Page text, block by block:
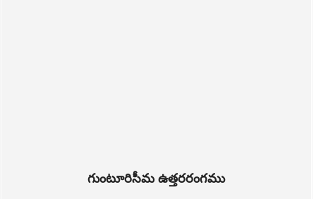
గుంటూరిసీమ ఉత్తరరంగము